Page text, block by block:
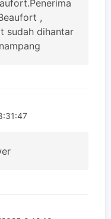
,
sudah dihantar